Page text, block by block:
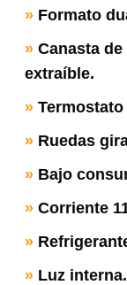
» Formato
» Canasta
extraíble.
»
» Ruedas
» Bajo
» Corriente
»
» Luz interna.